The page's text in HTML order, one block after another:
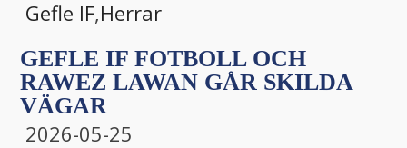
Gefle IF,Herrar
GEFLE IF FOTBOLL OCH
RAWEZ LAWAN GÅR SKILDA
VÄGAR
2026-05-25